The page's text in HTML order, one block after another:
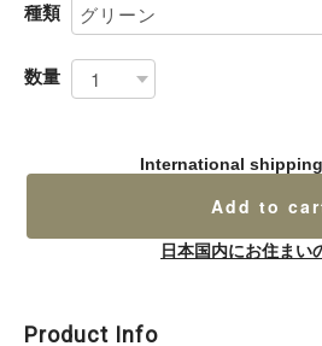
種類
数量
International
Add to
日本国内にお住まい
Product Info